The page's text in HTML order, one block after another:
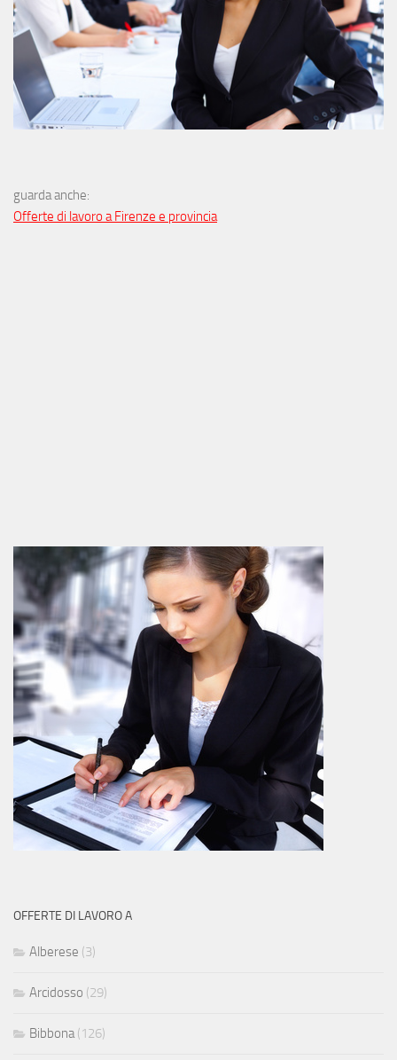
guarda anche:
Offerte di lavoro a Firenze e provincia
OFFERTE DI LAVORO A
Alberese (3)
Arcidosso (29)
Bibbona (126)